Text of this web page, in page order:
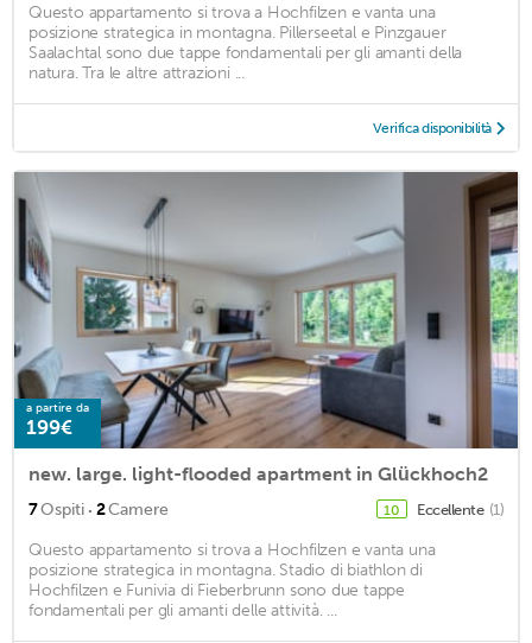
Questo appartamento si trova a Hochfilzen e vanta una
posizione strategica in montagna. Pillerseetal e Pinzgauer
Saalachtal sono due tappe fondamentali per gli amanti della
natura. Tra le altre attrazioni ...
Verifica disponibilità
a partire da
199€
new. large. light-flooded apartment in Glückhoch2
7Ospiti · 2Camere 10 Eccellente (1)
Questo appartamento si trova a Hochfilzen e vanta una
posizione strategica in montagna. Stadio di biathlon di
Hochfilzen e Funivia di Fieberbrunn sono due tappe
fondamentali per gli amanti delle attività. ...